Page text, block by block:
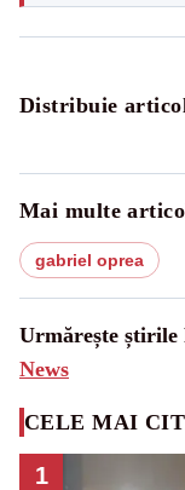
Distribuie
Mai multe
gabriel oprea
Urmărește știrile
News
CELE MAI
1